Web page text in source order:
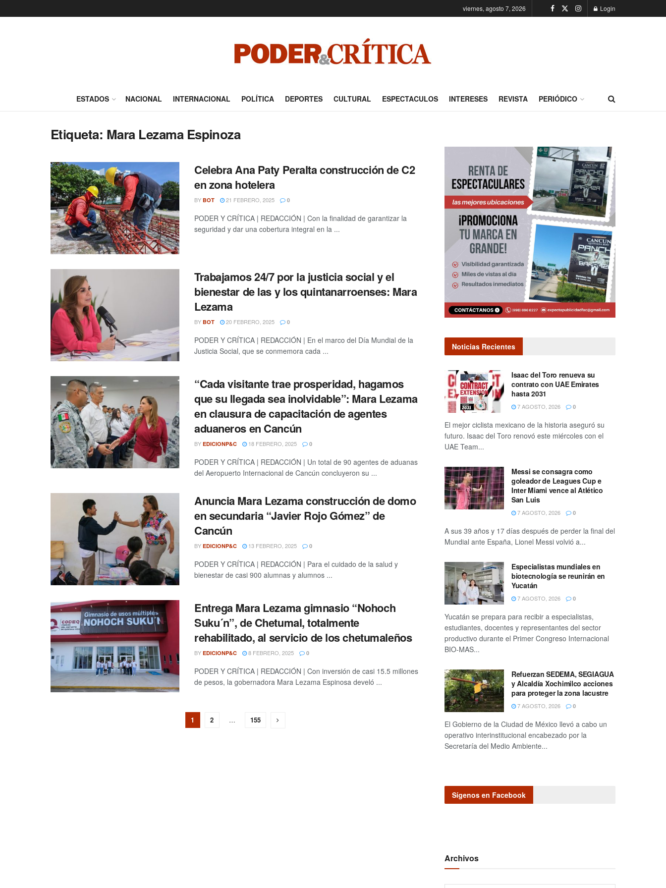
viernes, agosto 7, 2026 Login
ESTADOS NACIONAL INTERNACIONAL POLÍTICA DEPORTES CULTURAL ESPECTACULOS INTERESES REVISTA PERIÓDICO
Etiqueta: Mara Lezama Espinoza
Celebra Ana Paty Peralta construcción de C2
en zona hotelera
BY BOT 21 FEBRERO, 2025 0
PODER Y CRÍTICA | REDACCIÓN | Con la finalidad de garantizar la
seguridad y dar una cobertura integral en la ...
Trabajamos 24/7 por la justicia social y el
bienestar de las y los quintanarroenses: Mara
Lezama
BY BOT 20 FEBRERO, 2025 0
PODER Y CRÍTICA | REDACCIÓN | En el marco del Día Mundial de la
Justicia Social, que se conmemora cada ...
“Cada visitante trae prosperidad, hagamos
que su llegada sea inolvidable”: Mara Lezama
en clausura de capacitación de agentes
aduaneros en Cancún
BY EDICIONP&C 18 FEBRERO, 2025 0
PODER Y CRÍTICA | REDACCIÓN | Un total de 90 agentes de aduanas
del Aeropuerto Internacional de Cancún concluyeron su ...
Anuncia Mara Lezama construcción de domo
en secundaria “Javier Rojo Gómez” de
Cancún
BY EDICIONP&C 13 FEBRERO, 2025 0
PODER Y CRÍTICA | REDACCIÓN | Para el cuidado de la salud y
bienestar de casi 900 alumnas y alumnos ...
Entrega Mara Lezama gimnasio “Nohoch
Suku´n”, de Chetumal, totalmente
rehabilitado, al servicio de los chetumaleños
BY EDICIONP&C 8 FEBRERO, 2025 0
PODER Y CRÍTICA | REDACCIÓN | Con inversión de casi 15.5 millones
de pesos, la gobernadora Mara Lezama Espinosa develó ...
1 2 … 155
Noticias Recientes
Isaac del Toro renueva su
contrato con UAE Emirates
hasta 2031
7 AGOSTO, 2026 0
El mejor ciclista mexicano de la historia aseguró su
futuro. Isaac del Toro renovó este miércoles con el
UAE Team...
Messi se consagra como
goleador de Leagues Cup e
Inter Miami vence al Atlético
San Luis
7 AGOSTO, 2026 0
A sus 39 años y 17 días después de perder la final del
Mundial ante España, Lionel Messi volvió a...
Especialistas mundiales en
biotecnología se reunirán en
Yucatán
7 AGOSTO, 2026 0
Yucatán se prepara para recibir a especialistas,
estudiantes, docentes y representantes del sector
productivo durante el Primer Congreso Internacional
BIO-MAS...
Refuerzan SEDEMA, SEGIAGUA
y Alcaldía Xochimilco acciones
para proteger la zona lacustre
7 AGOSTO, 2026 0
El Gobierno de la Ciudad de México llevó a cabo un
operativo interinstitucional encabezado por la
Secretaría del Medio Ambiente...
Sígenos en Facebook
Archivos